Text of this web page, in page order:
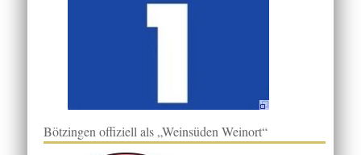
Bötzingen offiziell als „Weinsüden Weinort“